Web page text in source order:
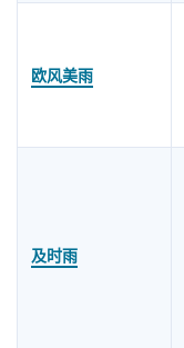
欧风美雨
及时雨